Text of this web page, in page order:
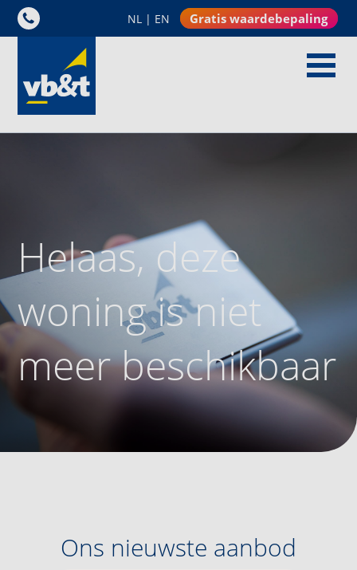
NL | EN Gratis waardebepaling
Helaas, deze
woning is niet
meer beschikbaar
Ons nieuwste aanbod